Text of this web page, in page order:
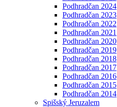
Podhradčan 2024
Podhradčan 2023
Podhradčan 2022
Podhradčan 2021
Podhradčan 2020
Podhradčan 2019
Podhradčan 2018
Podhradčan 2017
Podhradčan 2016
Podhradčan 2015
Podhradčan 2014
Spišský Jeruzalem